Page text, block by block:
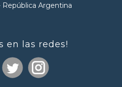
Argentina
en las redes!